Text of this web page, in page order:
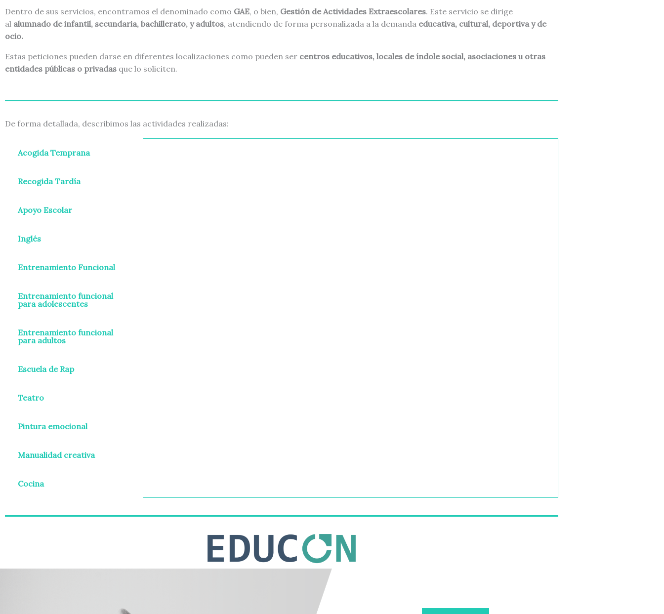
Dentro de sus servicios, encontramos el denominado como GAE, o bien, Gestión de Actividades Extraescolares. Este servicio se dirige
al alumnado de infantil, secundaria, bachillerato, y adultos, atendiendo de forma personalizada a la demanda educativa, cultural, deportiva y de
ocio.
Estas peticiones pueden darse en diferentes localizaciones como pueden ser centros educativos, locales de índole social, asociaciones u otras
entidades públicas o privadas que lo soliciten.
De forma detallada, describimos las actividades realizadas:
Acogida Temprana
Recogida Tardía
Apoyo Escolar
Inglés
Entrenamiento Funcional
Entrenamiento funcional
para adolescentes
Entrenamiento funcional
para adultos
Escuela de Rap
Teatro
Pintura emocional
Manualidad creativa
Cocina